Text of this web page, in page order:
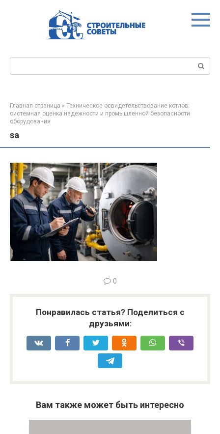
Главная страница » Техническое освидетельствование котлов:
системная оценка надежности и промышленной безопасности
оборудования
sa
0
Понравилась статья? Поделиться с
друзьями:
Вам также может быть интересно